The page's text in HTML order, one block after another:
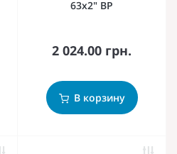
63х2" ВР
2 024.00 грн.
В корзину